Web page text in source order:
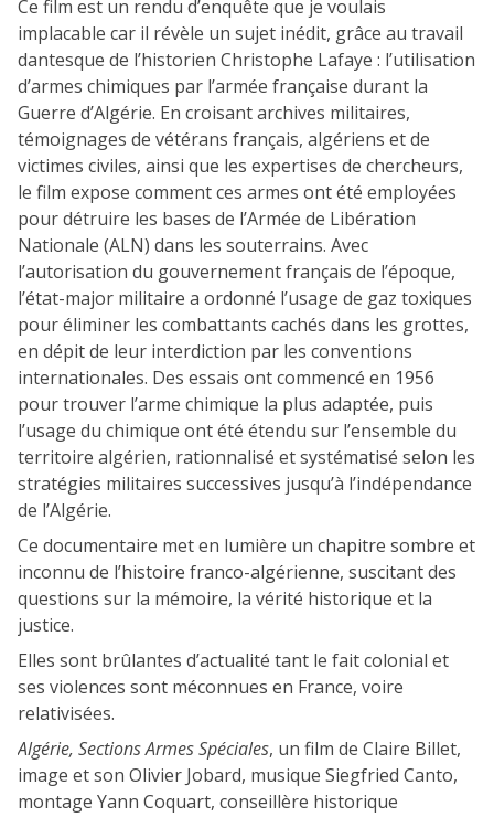
Ce film est un rendu d’enquête que je voulais
implacable car il révèle un sujet inédit, grâce au travail
dantesque de l’historien Christophe Lafaye : l’utilisation
d’armes chimiques par l’armée française durant la
Guerre d’Algérie. En croisant archives militaires,
témoignages de vétérans français, algériens et de
victimes civiles, ainsi que les expertises de chercheurs,
le film expose comment ces armes ont été employées
pour détruire les bases de l’Armée de Libération
Nationale (ALN) dans les souterrains. Avec
l’autorisation du gouvernement français de l’époque,
l’état-major militaire a ordonné l’usage de gaz toxiques
pour éliminer les combattants cachés dans les grottes,
en dépit de leur interdiction par les conventions
internationales. Des essais ont commencé en 1956
pour trouver l’arme chimique la plus adaptée, puis
l’usage du chimique ont été étendu sur l’ensemble du
territoire algérien, rationnalisé et systématisé selon les
stratégies militaires successives jusqu’à l’indépendance
de l’Algérie.
Ce documentaire met en lumière un chapitre sombre et
inconnu de l’histoire franco-algérienne, suscitant des
questions sur la mémoire, la vérité historique et la
justice.
Elles sont brûlantes d’actualité tant le fait colonial et
ses violences sont méconnues en France, voire
relativisées.
Algérie, Sections Armes Spéciales, un film de Claire Billet,
image et son Olivier Jobard, musique Siegfried Canto,
montage Yann Coquart, conseillère historique